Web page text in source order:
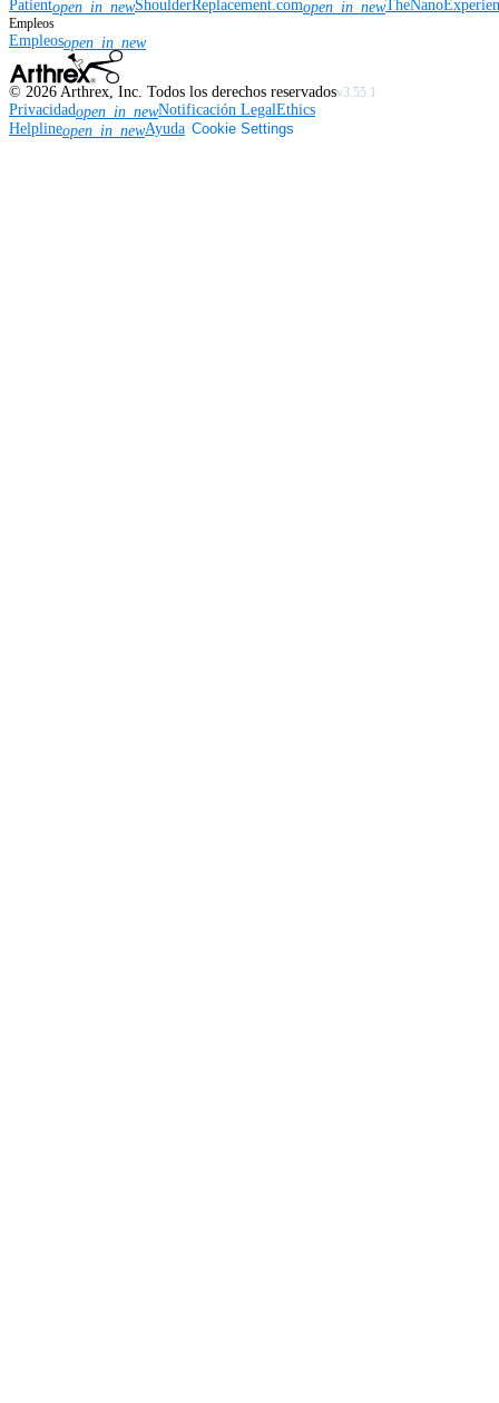
Patientopen_in_newShoulderReplacement.comopen_in_new
Empleos
Empleosopen_in_new
© 2026 Arthrex, Inc. Todos los derechos reservadosv3.55.1
Privacidadopen_in_newNotificación LegalEthics
Helplineopen_in_newAyuda Cookie Settings